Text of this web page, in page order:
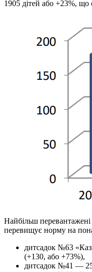
1905 дітей або +23%, що
Найбільш перевантажені
перевищує норму на
дитсадок №63
(+130, або +73%),
дитсадок №41 —